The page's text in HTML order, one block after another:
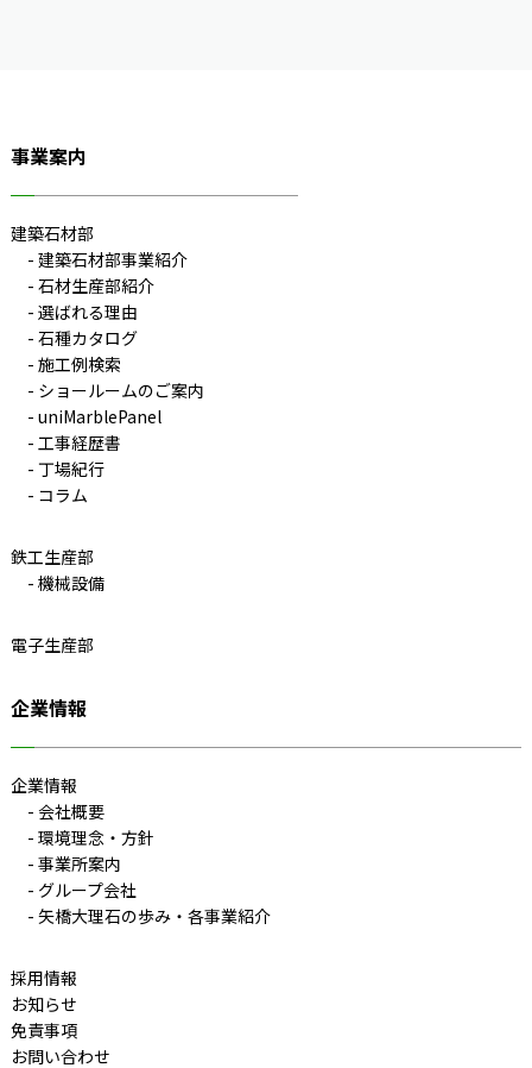
事業案内
建築石材部
建築石材部事業紹介
石材生産部紹介
選ばれる理由
石種カタログ
施工例検索
ショールームのご案内
uniMarblePanel
工事経歴書
丁場紀行
コラム
鉄工生産部
機械設備
電子生産部
企業情報
企業情報
会社概要
環境理念・方針
事業所案内
グループ会社
矢橋大理石の歩み・各事業紹介
採用情報
お知らせ
免責事項
お問い合わせ